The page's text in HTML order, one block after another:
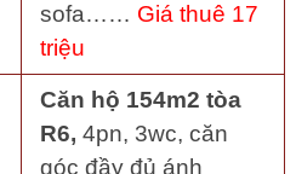
sofa…… Giá thuê 17
triệu
Căn hộ 154m2 tòa
R6, 4pn, 3wc, căn
góc đầy đủ ánh